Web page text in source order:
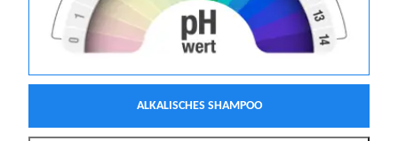
ALKALISCHES SHAMPOO